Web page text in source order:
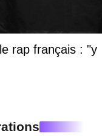
rap français : "y